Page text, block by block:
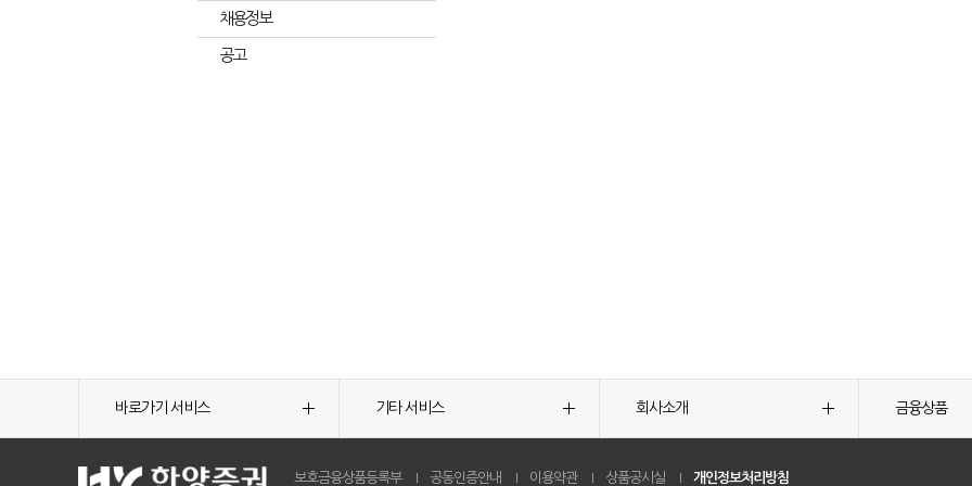
채용정보
공고
바로가기 서비스 기타 서비스 회사소개 금융상품
보호금융상품등록부 공동인증안내 이용약관 상품공시실 개인정보처리방침